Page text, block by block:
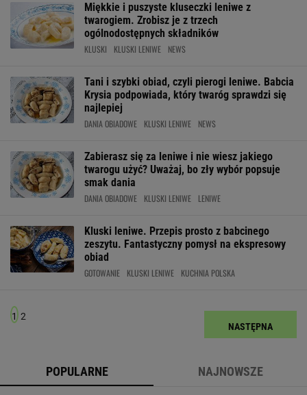
Miękkie i puszyste kluseczki leniwe z
twarogiem. Zrobisz je z trzech
ogólnodostępnych składników
KLUSKI KLUSKI LENIWE NEWS
Tani i szybki obiad, czyli pierogi leniwe. Babcia
Krysia podpowiada, który twaróg sprawdzi się
najlepiej
DANIA OBIADOWE KLUSKI LENIWE NEWS
Zabierasz się za leniwe i nie wiesz jakiego
twarogu użyć? Uważaj, bo zły wybór popsuje
smak dania
DANIA OBIADOWE KLUSKI LENIWE LENIWE
Kluski leniwe. Przepis prosto z babcinego
zeszytu. Fantastyczny pomysł na ekspresowy
obiad
GOTOWANIE KLUSKI LENIWE KUCHNIA POLSKA
1 2
NASTĘPNA
POPULARNE NAJNOWSZE